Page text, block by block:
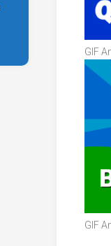
GIF
GIF